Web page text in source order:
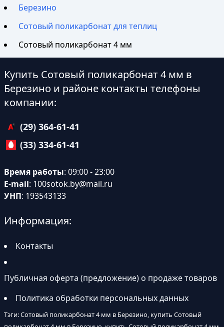
Березино
Сотовый поликарбонат для теплиц
Сотовый поликарбонат 4 мм
Купить Сотовый поликарбонат 4 мм в
Березино и районе контакты телефоны
компании:
(29) 364-61-41
(33) 334-61-41
Время работы: 09:00 - 23:00
E-mail: 100sotok.by@mail.ru
УНП: 193543133
Информация:
Контакты
Публичная оферта (предложение) о продаже товаров
Политика обработки персональных данных
Тэги: Сотовый поликарбонат 4 мм в Березино, купить Сотовый